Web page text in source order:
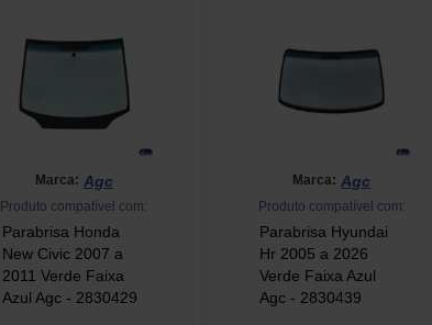
Marca: Agc
Produto compatível com:
Parabrisa Honda
New Civic 2007 a
2011 Verde Faixa
Azul Agc - 2830429
Marca: Agc
Produto compatível com:
Parabrisa Hyundai
Hr 2005 a 2026
Verde Faixa Azul
Agc - 2830439